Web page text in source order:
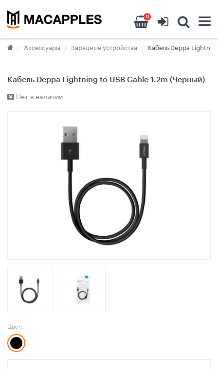
0
Аксессуары Зарядные устройства Кабель Deppa
Кабель Deppa Lightning to USB Cable 1.2m (Черный)
Нет в наличии
Цвет: